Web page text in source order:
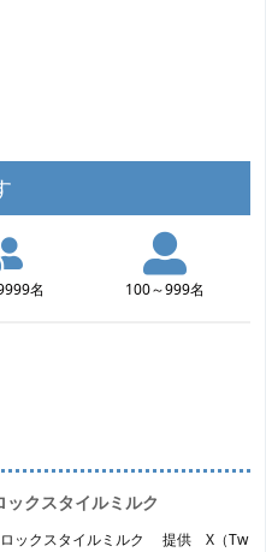
名 100～999名
ックスタイルミルク
ックスタイルミルク 提供 X（Tw